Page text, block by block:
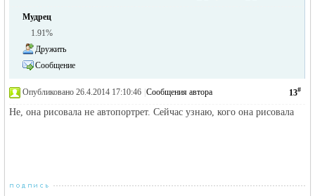
Мудрец
1.91%
Дружить
Сообщение
13#
Опубликовано 26.4.2014 17:10:46 Сообщения автора
Не, она рисовала не автопортрет. Сейчас узнаю, кого она рисовала